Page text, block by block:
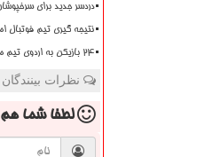
دردسر جدید برای
نتیجه گیری تیم فوتبال
۲۴ بازیکن به اردوی تیم ملی فوتسال زنان دعوت شدند
نظرات
لطفا شما